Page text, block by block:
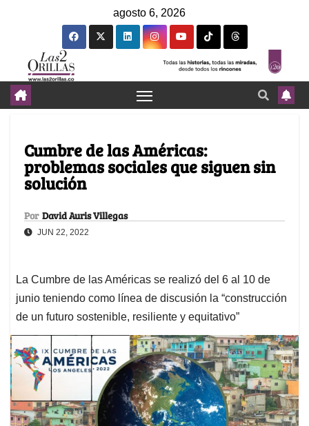
agosto 6, 2026
Cumbre de las Américas:
problemas sociales que siguen sin
solución
Por David Auris Villegas
JUN 22, 2022
La Cumbre de las Américas se realizó del 6 al 10 de
junio teniendo como línea de discusión la “construcción
de un futuro sostenible, resiliente y equitativo”